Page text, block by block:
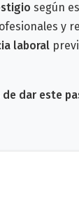
según
y
laboral
dar este